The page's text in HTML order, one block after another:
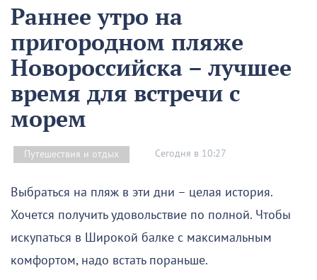
Раннее утро на
пригородном пляже
Новороссийска – лучшее
время для встречи с
морем
Путешествия и отдых Сегодня в 10:27
Выбраться на пляж в эти дни – целая история.
Хочется получить удовольствие по полной. Чтобы
искупаться в Широкой балке с максимальным
комфортом, надо встать пораньше.